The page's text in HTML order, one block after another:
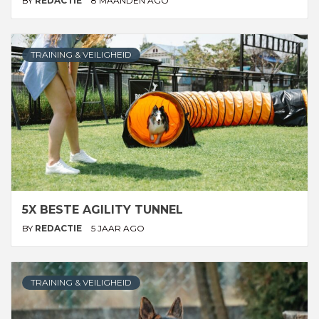
TRAINING & VEILIGHEID
5X BESTE AGILITY TUNNEL
BY REDACTIE 5 JAAR AGO
TRAINING & VEILIGHEID